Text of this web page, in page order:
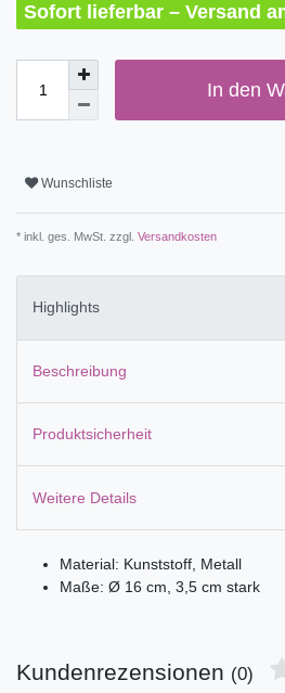
Sofort lieferbar – Versand
In den
Wunschliste
* inkl. ges. MwSt. zzgl. Versandkosten
Highlights
Beschreibung
Produktsicherheit
Weitere Details
Material: Kunststoff, Metall
Maße: Ø 16 cm, 3,5 cm stark
Kundenrezensionen (0)